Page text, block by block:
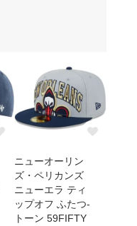
ニューオーリン
ズ・ペリカンズ
ニューエラ ティ
ップオフ ふたつ-
トーン 59FIFTY